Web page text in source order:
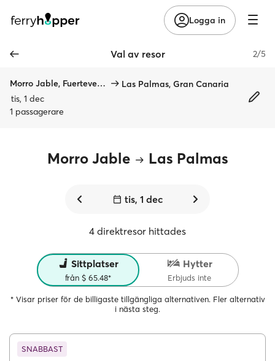
Logga in
Val av resor 2/5
Morro Jable, Fuerteventura
Las Palmas, Gran Canaria
tis, 1 dec
1 passagerare
Morro Jable Las Palmas
tis, 1 dec
4 direktresor hittades
Sittplatser
från $ 65.48*
Hytter
Erbjuds inte
* Visar priser för de billigaste tillgängliga alternativen. Fler alternativ
i nästa steg.
SNABBAST